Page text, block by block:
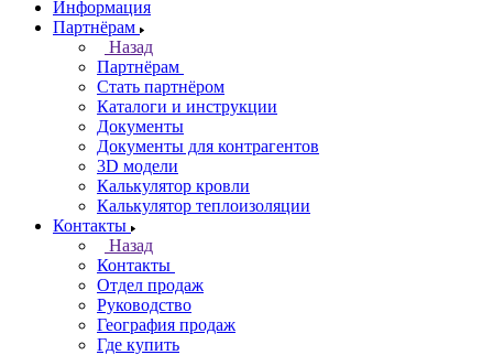
Информация
Партнёрам
Назад
Партнёрам
Стать партнёром
Каталоги и инструкции
Документы
Документы для контрагентов
3D модели
Калькулятор кровли
Калькулятор теплоизоляции
Контакты
Назад
Контакты
Отдел продаж
Руководство
География продаж
Где купить